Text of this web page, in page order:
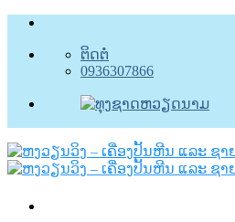
ຂ້າມ
ຕິດຕໍ່
0936307866